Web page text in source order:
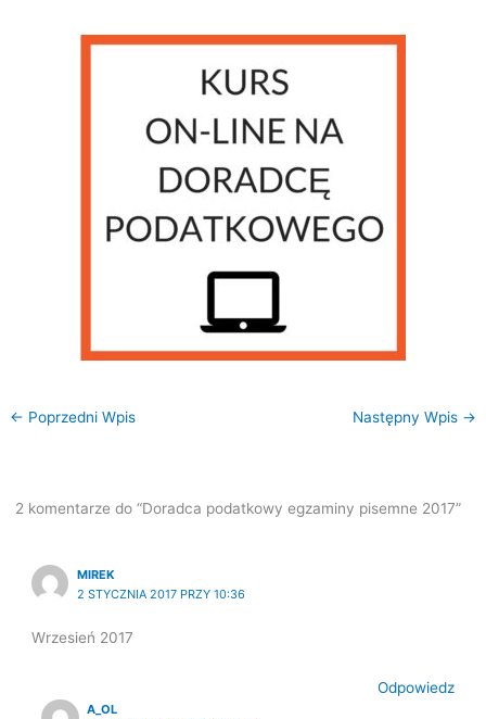
← Poprzedni Wpis Następny Wpis →
2 komentarze do “Doradca podatkowy egzaminy pisemne 2017”
MIREK
2 STYCZNIA 2017 PRZY 10:36
Wrzesień 2017
Odpowiedz
A_OL